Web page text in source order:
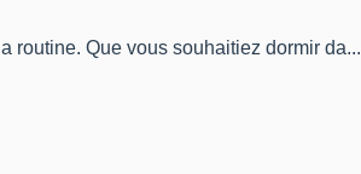
routine. Que vous souhaitiez dormir da...